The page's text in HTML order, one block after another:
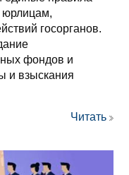
юрлицам,
госорганов.
фондов и
и взыскания
Читать